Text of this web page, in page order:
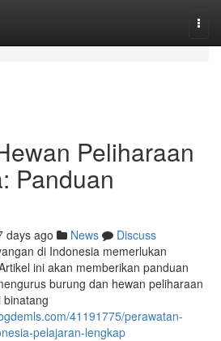
Peliharaan
Panduan
days ago News
Discuss
di Indonesia memerlukan
ini akan memberikan panduan
burung dan hewan peliharaan
binatang
41191775/perawatan-
pelajaran-lengkap